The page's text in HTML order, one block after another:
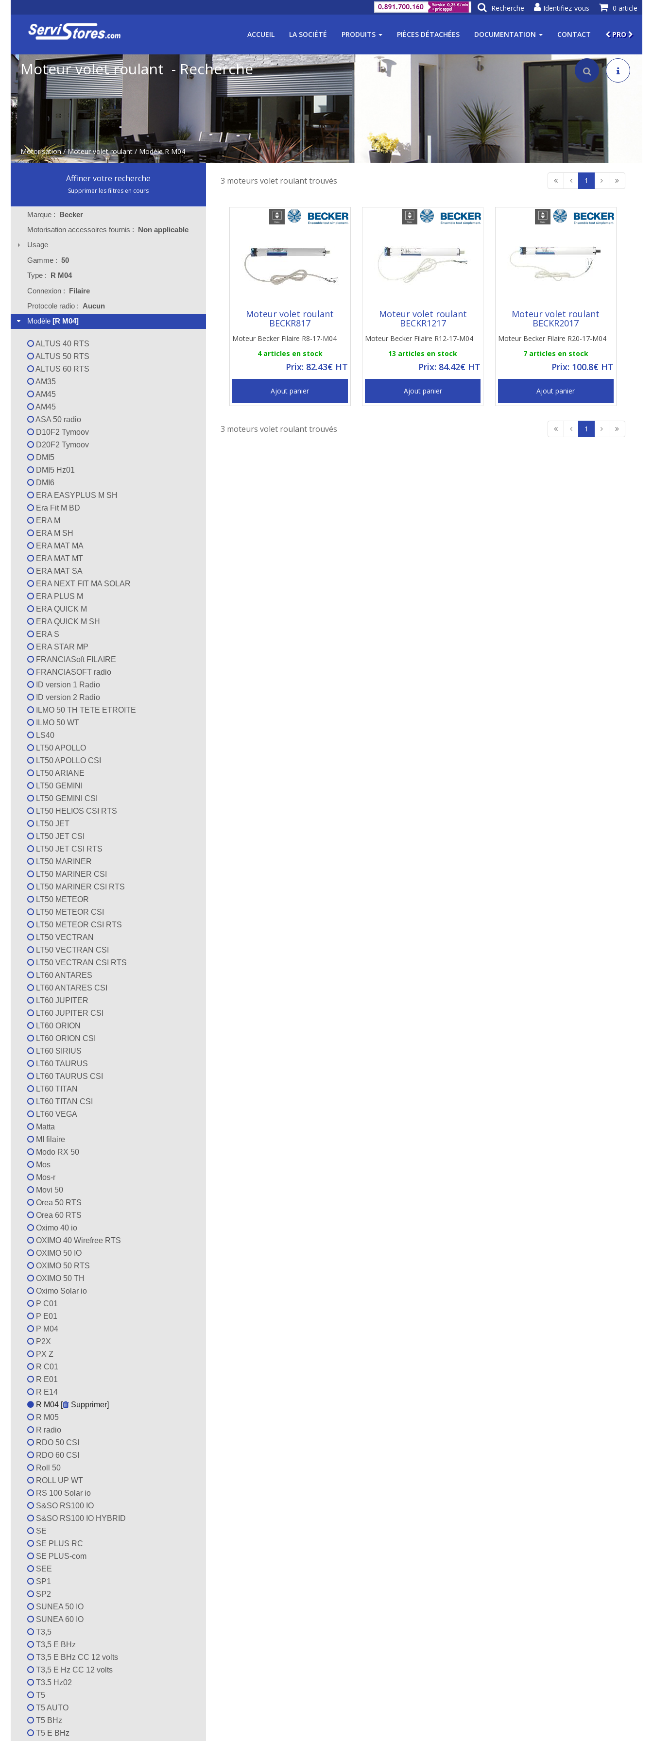
0 article
Identifiez-vous
Recherche
ACCUEIL LA SOCIÉTÉ PRODUITS PIÈCES DÉTACHÉES DOCUMENTATION CONTACT PRO
Moteur volet roulant - Recherche
Motorisation /Moteur volet roulant / Modèle R M04
Affiner votre recherche
Supprimer les filtres en cours
Marque : Becker
Motorisation accessoires fournis : Non applicable
Usage
Gamme : 50
Type : R M04
Connexion : Filaire
Protocole radio : Aucun
Modèle [R M04]
ALTUS 40 RTS
ALTUS 50 RTS
ALTUS 60 RTS
AM35
AM45
AM45
ASA 50 radio
D10F2 Tymoov
D20F2 Tymoov
DMI5
DMI5 Hz01
DMI6
ERA EASYPLUS M SH
Era Fit M BD
ERA M
ERA M SH
ERA MAT MA
ERA MAT MT
ERA MAT SA
ERA NEXT FIT MA SOLAR
ERA PLUS M
ERA QUICK M
ERA QUICK M SH
ERA S
ERA STAR MP
FRANCIASoft FILAIRE
FRANCIASOFT radio
ID version 1 Radio
ID version 2 Radio
ILMO 50 TH TETE ETROITE
ILMO 50 WT
LS40
LT50 APOLLO
LT50 APOLLO CSI
LT50 ARIANE
LT50 GEMINI
LT50 GEMINI CSI
LT50 HELIOS CSI RTS
LT50 JET
LT50 JET CSI
LT50 JET CSI RTS
LT50 MARINER
LT50 MARINER CSI
LT50 MARINER CSI RTS
LT50 METEOR
LT50 METEOR CSI
LT50 METEOR CSI RTS
LT50 VECTRAN
LT50 VECTRAN CSI
LT50 VECTRAN CSI RTS
LT60 ANTARES
LT60 ANTARES CSI
LT60 JUPITER
LT60 JUPITER CSI
LT60 ORION
LT60 ORION CSI
LT60 SIRIUS
LT60 TAURUS
LT60 TAURUS CSI
LT60 TITAN
LT60 TITAN CSI
LT60 VEGA
Matta
MI filaire
Modo RX 50
Mos
Mos-r
Movi 50
Orea 50 RTS
Orea 60 RTS
Oximo 40 io
OXIMO 40 Wirefree RTS
OXIMO 50 IO
OXIMO 50 RTS
OXIMO 50 TH
Oximo Solar io
P C01
P E01
P M04
P2X
PX Z
R C01
R E01
R E14
R M04 [
Supprimer]
R M05
R radio
RDO 50 CSI
RDO 60 CSI
Roll 50
ROLL UP WT
RS 100 Solar io
S&SO RS100 IO
S&SO RS100 IO HYBRID
SE
SE PLUS RC
SE PLUS-com
SEE
SP1
SP2
SUNEA 50 IO
SUNEA 60 IO
T3,5
T3,5 E BHz
T3,5 E BHz CC 12 volts
T3,5 E Hz CC 12 volts
T3.5 Hz02
T5
T5 AUTO
T5 BHz
T5 E BHz
3 moteurs volet roulant trouvés 1
Moteur volet roulant
BECKR817
Moteur Becker Filaire R8-17-M04
4 articles en stock
Prix: 82.43€ HT
Ajout panier
Moteur volet roulant
BECKR1217
Moteur Becker Filaire R12-17-M04
13 articles en stock
Prix: 84.42€ HT
Ajout panier
Moteur volet roulant
BECKR2017
Moteur Becker Filaire R20-17-M04
7 articles en stock
Prix: 100.8€ HT
Ajout panier
3 moteurs volet roulant trouvés 1